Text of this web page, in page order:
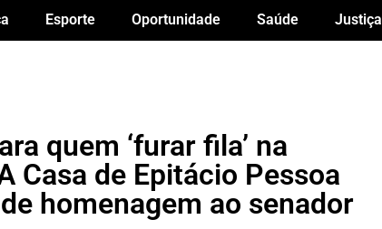
Esporte Oportunidade Saúde Justiça
quem ‘furar fila’ na
Casa de Epitácio Pessoa
homenagem ao senador